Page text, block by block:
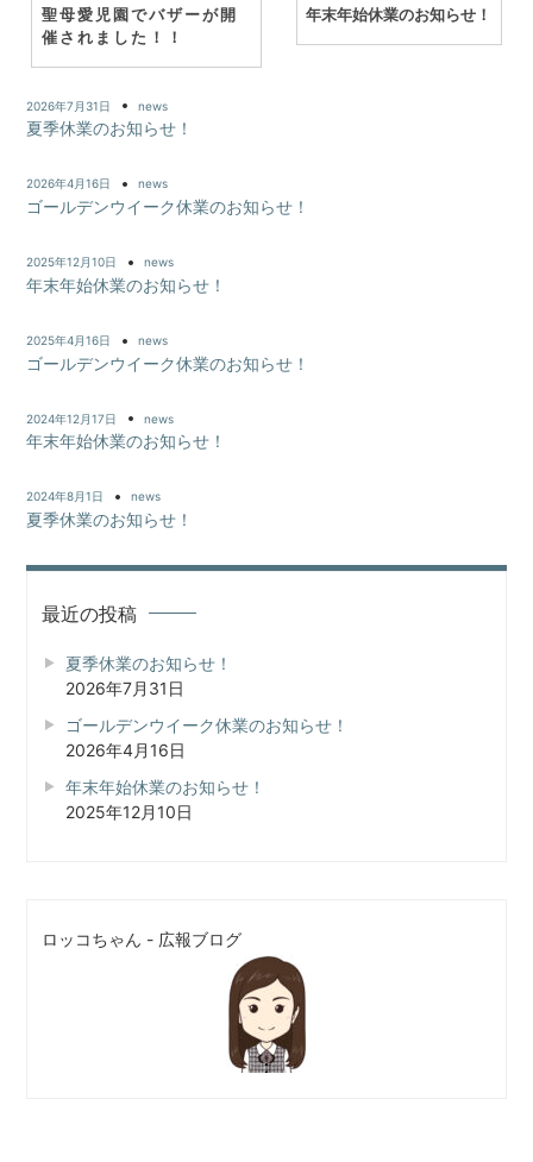
稿
ナ
ビ
ー
シ
ョ
ン
聖母愛児園でバザーが開
催されました！！
年末年始休業のお知らせ！
2026年7月31日 news
夏季休業のお知らせ！
2026年4月16日 news
ゴールデンウイーク休業のお知らせ！
2025年12月10日 news
年末年始休業のお知らせ！
2025年4月16日 news
ゴールデンウイーク休業のお知らせ！
2024年12月17日 news
年末年始休業のお知らせ！
2024年8月1日 news
夏季休業のお知らせ！
最近の投稿
夏季休業のお知らせ！
2026年7月31日
ゴールデンウイーク休業のお知らせ！
2026年4月16日
年末年始休業のお知らせ！
2025年12月10日
ロッコちゃん - 広報ブログ